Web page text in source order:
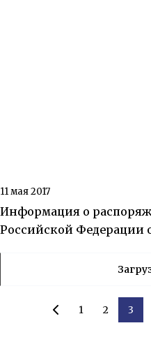
11 мая 2017
Информация о
Российской Федерации
1 2 3